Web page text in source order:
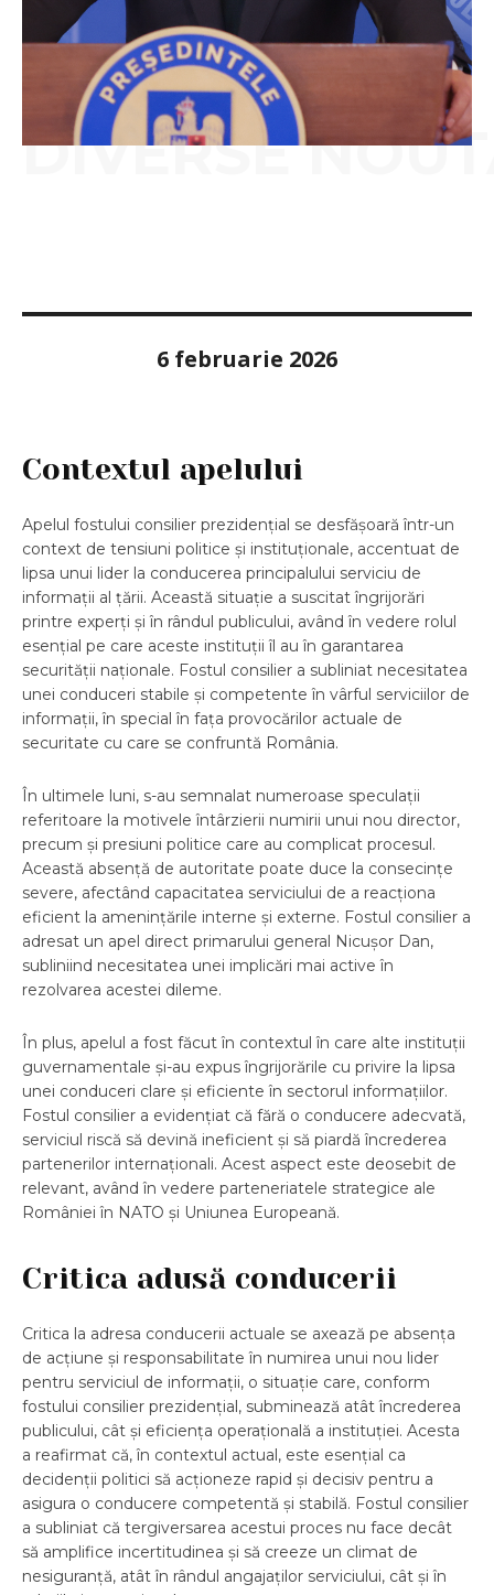
DIVERSE
6 februarie 2026
Contextul apelului
Apelul fostului consilier prezidențial se desfășoară într-un
context de tensiuni politice și instituționale, accentuat de
lipsa unui lider la conducerea principalului serviciu de
informații al țării. Această situație a suscitat îngrijorări
printre experți și în rândul publicului, având în vedere rolul
esențial pe care aceste instituții îl au în garantarea
securității naționale. Fostul consilier a subliniat necesitatea
unei conduceri stabile și competente în vârful serviciilor de
informații, în special în fața provocărilor actuale de
securitate cu care se confruntă România.
În ultimele luni, s-au semnalat numeroase speculații
referitoare la motivele întârzierii numirii unui nou director,
precum și presiuni politice care au complicat procesul.
Această absență de autoritate poate duce la consecințe
severe, afectând capacitatea serviciului de a reacționa
eficient la amenințările interne și externe. Fostul consilier a
adresat un apel direct primarului general Nicușor Dan,
subliniind necesitatea unei implicări mai active în
rezolvarea acestei dileme.
În plus, apelul a fost făcut în contextul în care alte instituții
guvernamentale și-au expus îngrijorările cu privire la lipsa
unei conduceri clare și eficiente în sectorul informațiilor.
Fostul consilier a evidențiat că fără o conducere adecvată,
serviciul riscă să devină ineficient și să piardă încrederea
partenerilor internaționali. Acest aspect este deosebit de
relevant, având în vedere parteneriatele strategice ale
României în NATO și Uniunea Europeană.
Critica adusă conducerii
Critica la adresa conducerii actuale se axează pe absența
de acțiune și responsabilitate în numirea unui nou lider
pentru serviciul de informații, o situație care, conform
fostului consilier prezidențial, subminează atât încrederea
publicului, cât și eficiența operațională a instituției. Acesta
a reafirmat că, în contextul actual, este esențial ca
decidenții politici să acționeze rapid și decisiv pentru a
asigura o conducere competentă și stabilă. Fostul consilier
a subliniat că tergiversarea acestui proces nu face decât
să amplifice incertitudinea și să creeze un climat de
nesiguranță, atât în rândul angajaților serviciului, cât și în